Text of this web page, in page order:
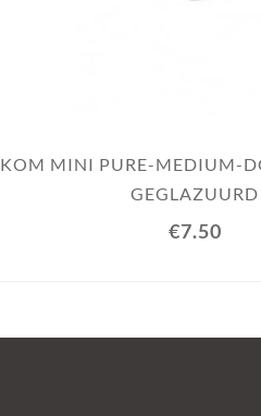
KOM MINI PURE-MEDIUM-
GEGLAZUURD
€7.50